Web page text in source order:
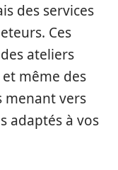
des services
Ces
ateliers
même des
menant vers
adaptés à vos